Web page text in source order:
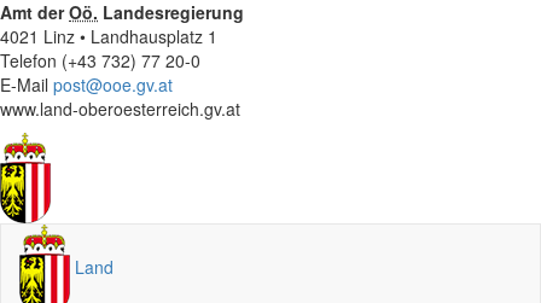
Amt derOö. Landesregierung
4021 Linz • Landhausplatz 1
Telefon (+43 732) 77 20-0
E-Mail post@ooe.gv.at
www.land-oberoesterreich.gv.at
Land